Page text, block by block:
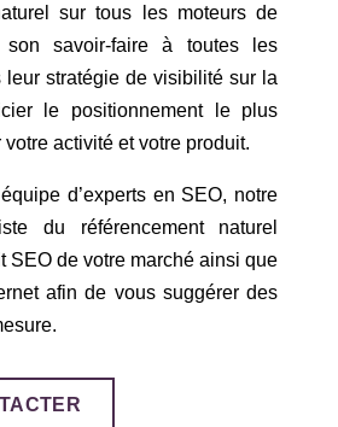
sur tous les moteurs de
son savoir-faire à toutes les
leur stratégie de visibilité sur la
le positionnement le plus
activité et votre produit.
d’experts en SEO, notre
du référencement naturel
SEO de votre marché ainsi que
afin de vous suggérer des